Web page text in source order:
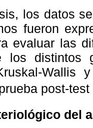
los datos se
fueron
evaluar las
los distintos
Wallis
post-test
del